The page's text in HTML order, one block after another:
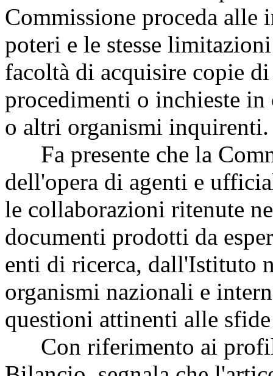
Commissione proceda alle
poteri e le stesse
facoltà di acquisire copie
procedimenti o inchieste
o altri organismi inquirenti.
Fa presente che la
dell'opera di agenti e
le collaborazioni ritenute
documenti prodotti da
enti di ricerca, dall'Istituto
organismi nazionali e
questioni attinenti alle
Con riferimento ai profili